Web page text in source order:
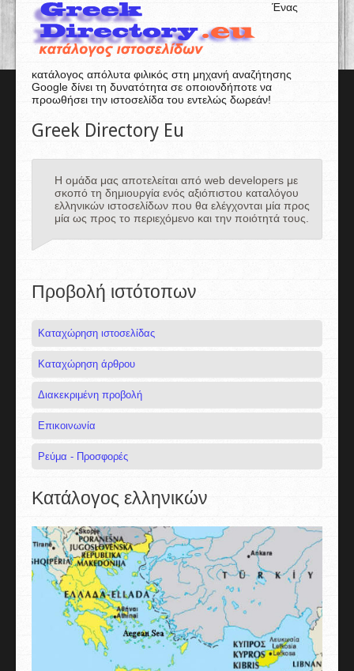
Ένας
κατάλογος απόλυτα φιλικός στη μηχανή αναζήτησης
Google δίνει τη δυνατότητα σε οποιονδήποτε να
προωθήσει την ιστοσελίδα του εντελώς δωρεάν!
Greek Directory Eu
Η ομάδα μας αποτελείται από web developers με
σκοπό τη δημιουργία ενός αξιόπιστου καταλόγου
ελληνικών ιστοσελίδων που θα ελέγχονται μία προς
μία ως προς το περιεχόμενο και την ποιότητά τους.
Προβολή ιστότοπων
Καταχώρηση ιστοσελίδας
Καταχώρηση άρθρου
Διακεκριμένη προβολή
Επικοινωνία
Ρεύμα - Προσφορές
Κατάλογος ελληνικών